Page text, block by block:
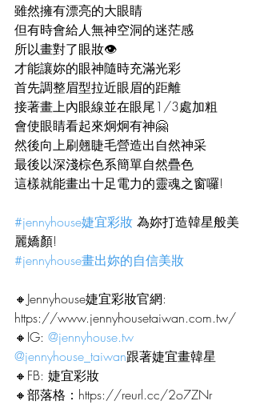
雖然擁有漂亮的大眼睛
但有時會給人無神空洞的迷茫感
所以畫對了眼妝👁️
才能讓妳的眼神隨時充滿光彩
首先調整眉型拉近眼眉的距離
接著畫上內眼線並在眼尾1/3處加粗
會使眼睛看起來炯炯有神🤗
然後向上刷翹睫毛營造出自然神采
最後以深淺棕色系簡單自然疊色
這樣就能畫出十足電力的靈魂之窗囉!
#jennyhouse婕宜彩妝 為妳打造韓星般美
麗嬌顏!
#jennyhouse畫出妳的自信美妝
🔸Jennyhouse婕宜彩妝官網:
https://www.jennyhousetaiwan.com.tw/
🔸IG: @jennyhouse.tw
@jennyhouse_taiwan跟著婕宜畫韓星
🔸FB: 婕宜彩妝
🔸部落格： https://reurl.cc/2o7ZNr